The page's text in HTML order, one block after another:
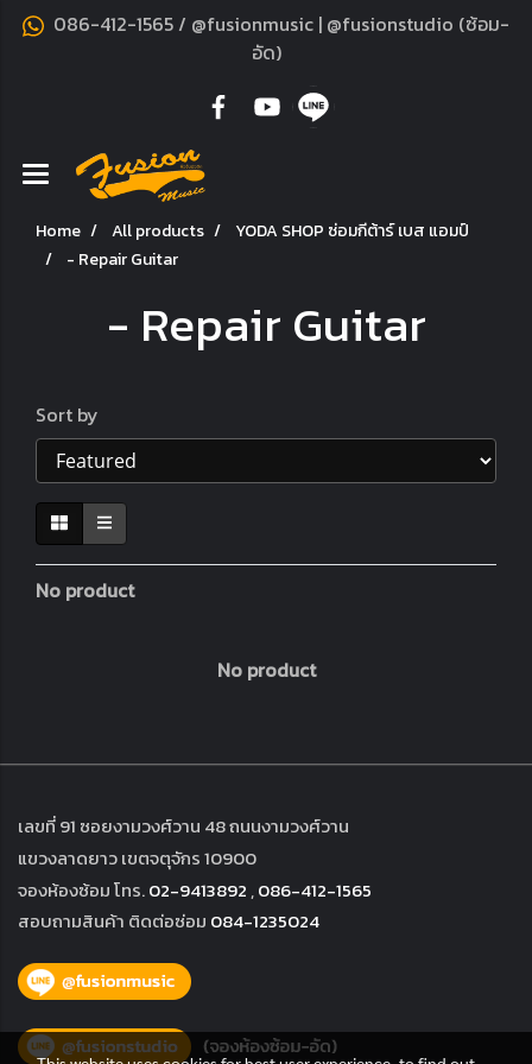
086-412-1565 / @fusionmusic | @fusionstudio (ซ้อม-
อัด)
Home All products
YODA SHOP ซ่อมกีต้าร์ เบส แอมป์
- Repair Guitar
- Repair Guitar
Sort by
No product
No product
เลขที่ 91 ซอยงามวงศ์วาน 48 ถนนงามวงศ์วาน
แขวงลาดยาว เขตจตุจักร 10900
จองห้องซ้อม โทร.02-9413892 ,086-412-1565
สอบถามสินค้า ติดต่อซ่อม 084-1235024